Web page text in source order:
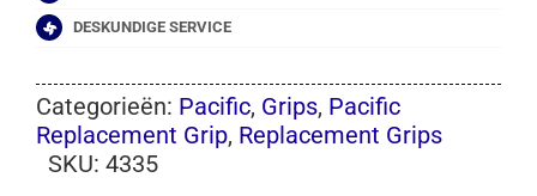
DESKUNDIGE SERVICE
Categorieën: Pacific, Grips, Pacific
Replacement Grip, Replacement Grips
SKU: 4335